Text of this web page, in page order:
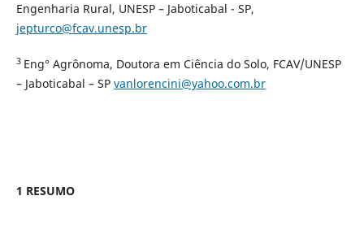
Engenharia Rural, UNESP – Jaboticabal - SP,
jepturco@fcav.unesp.br
3 Eng° Agrônoma, Doutora em Ciência do Solo, FCAV/UNESP
– Jaboticabal – SP vanlorencini@yahoo.com.br
1 RESUMO